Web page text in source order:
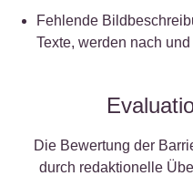
Fehlende
Texte, werden nach
Die Bewertung der
durch redaktionelle